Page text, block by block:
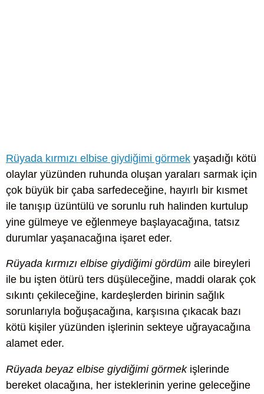
Rüyada kırmızı elbise giydiğimi görmek yaşadığı kötü
olaylar yüzünden ruhunda oluşan yaraları sarmak için
çok büyük bir çaba sarfedeceğine, hayırlı bir kısmet
ile tanışıp üzüntülü ve sorunlu ruh halinden kurtulup
yine gülmeye ve eğlenmeye başlayacağına, tatsız
durumlar yaşanacağına işaret eder.
Rüyada kırmızı elbise giydiğimi gördüm aile bireyleri
ile bu işten ötürü ters düşüleceğine, maddi olarak çok
sıkıntı çekileceğine, kardeşlerden birinin sağlık
sorunlarıyla boğuşacağına, karşısına çıkacak bazı
kötü kişiler yüzünden işlerinin sekteye uğrayacağına
alamet eder.
Rüyada beyaz elbise giydiğimi görmekişlerinde
bereket olacağına, her isteklerinin yerine geleceğine